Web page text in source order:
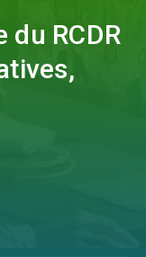
RCDR